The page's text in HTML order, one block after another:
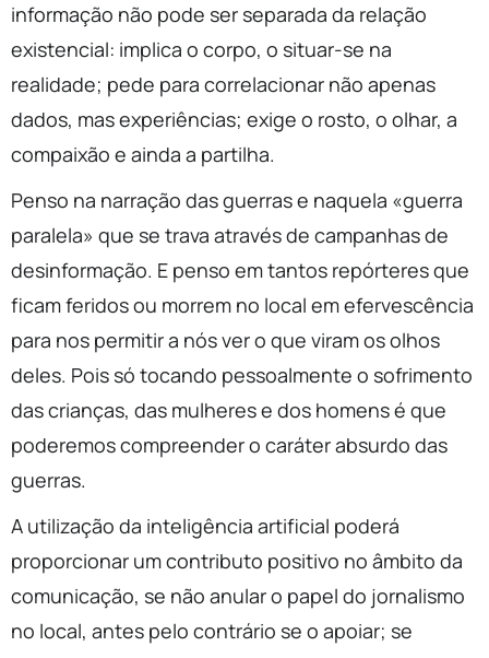
informação não pode ser separada da relação
existencial: implica o corpo, o situar-se na
realidade; pede para correlacionar não apenas
dados, mas experiências; exige o rosto, o olhar, a
compaixão e ainda a partilha.
Penso na narração das guerras e naquela «guerra
paralela» que se trava através de campanhas de
desinformação. E penso em tantos repórteres que
ficam feridos ou morrem no local em efervescência
para nos permitir a nós ver o que viram os olhos
deles. Pois só tocando pessoalmente o sofrimento
das crianças, das mulheres e dos homens é que
poderemos compreender o caráter absurdo das
guerras.
A utilização da inteligência artificial poderá
proporcionar um contributo positivo no âmbito da
comunicação, se não anular o papel do jornalismo
no local, antes pelo contrário se o apoiar; se